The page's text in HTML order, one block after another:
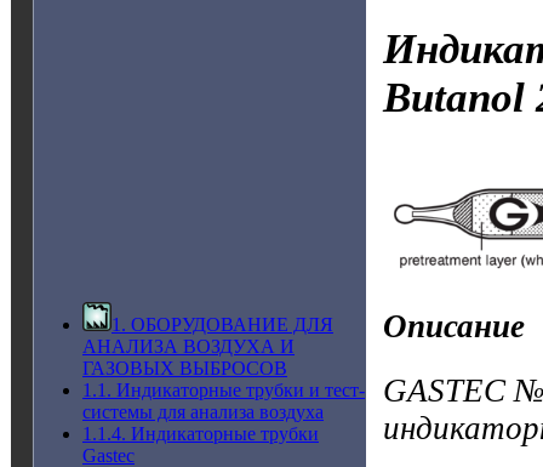
1. ОБОРУДОВАНИЕ ДЛЯ
АНАЛИЗА ВОЗДУХА И
ГАЗОВЫХ ВЫБРОСОВ
1.1. Индикаторные трубки и тест-
системы для анализа воздуха
1.1.4. Индикаторные трубки
Gastec
Butanol
Описание
GASTEC